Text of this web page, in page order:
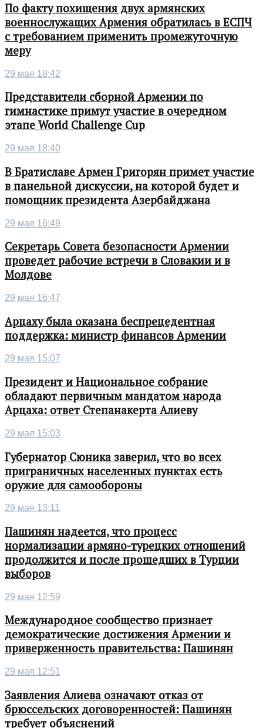
По факту похищения двух армянских
военнослужащих Армения обратилась в ЕСПЧ
с требованием применить промежуточную
меру
29 мая 18:42
Представители сборной Армении по
гимнастике примут участие в очередном
этапе World Challenge Cup
29 мая 18:40
В Братиславе Армен Григорян примет участие
в панельной дискуссии, на которой будет и
помощник президента Азербайджана
29 мая 16:49
Секретарь Совета безопасности Армении
проведет рабочие встречи в Словакии и в
Молдове
29 мая 16:47
Арцаху была оказана беспрецедентная
поддержка: министр финансов Армении
29 мая 15:07
Президент и Национальное собрание
обладают первичным мандатом народа
Арцаха: ответ Степанакерта Алиеву
29 мая 15:03
Губернатор Сюника заверил, что во всех
приграничных населенных пунктах есть
оружие для самообороны
29 мая 13:11
Пашинян надеется, что процесс
нормализации армяно-турецких отношений
продолжится и после прошедших в Турции
выборов
29 мая 12:59
Международное сообщество признает
демократические достижения Армении и
приверженность правительства: Пашинян
29 мая 12:51
Заявления Алиева означают отказ от
брюссельских договоренностей: Пашинян
требует объяснений